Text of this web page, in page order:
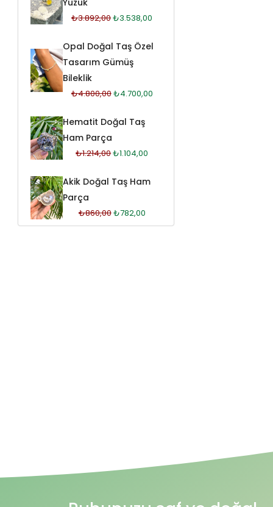
Yüzük
₺3.892,00₺3.538,00
Opal Doğal Taş Özel
Tasarım Gümüş
Bileklik
₺4.800,00₺4.700,00
Hematit Doğal Taş
Ham Parça
₺1.214,00₺1.104,00
Akik Doğal Taş Ham
Parça
₺860,00₺782,00